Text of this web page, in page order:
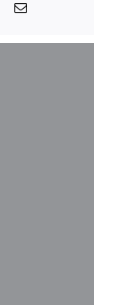
Pinterest
E-